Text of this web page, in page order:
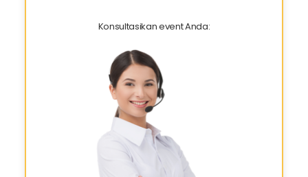
Konsultasikan event Anda: